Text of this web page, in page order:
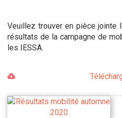
Veuillez trouver en pièce jointe
résultats de la campagne de
les IESSA.